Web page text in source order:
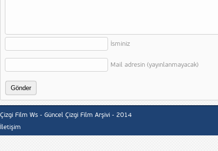
İsminiz
Mail adresin (yayınlanmayacak)
Çizgi Film Ws - Güncel Çizgi Film Arşivi - 2014
İletişim